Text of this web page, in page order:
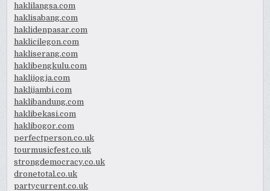
haklilangsa.com
haklisabang.com
haklidenpasar.com
haklicilegon.com
hakliserang.com
haklibengkulu.com
haklijogja.com
haklijambi.com
haklibandung.com
haklibekasi.com
haklibogor.com
perfectperson.co.uk
tourmusicfest.co.uk
strongdemocracy.co.uk
dronetotal.co.uk
partycurrent.co.uk